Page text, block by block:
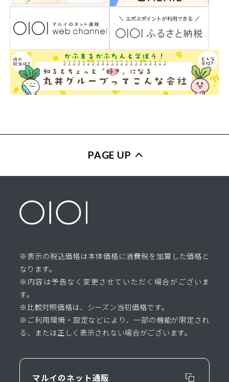
PAGE UP
※表示の税込価格は本体価格に消費税を加算した価格と
なります。
※内容は予告なく変更させていただく場合がございま
す。
※比較対照価格は、シーズン当初価格です。
※ご利用環境・設定などにより、一部の機能が限定され
る、または正しく表示されない場合がございます。
マルイのネット通販